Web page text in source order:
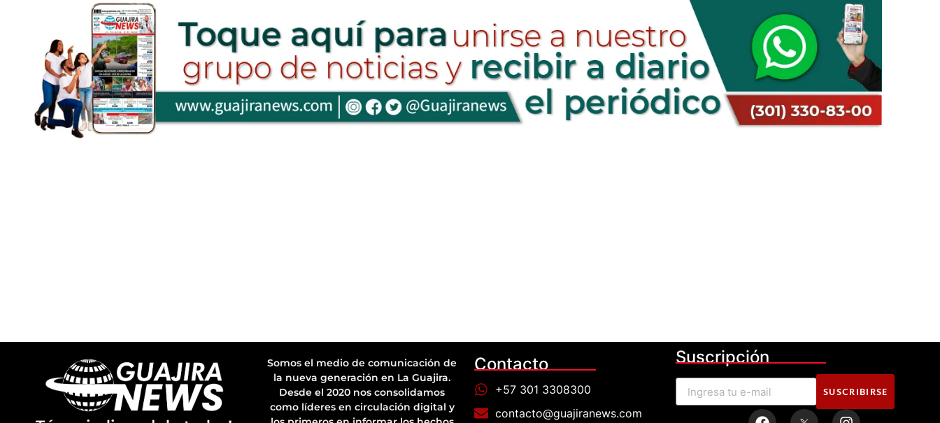
Somos el medio de comunicación de
la nueva generación en La Guajira.
Desde el 2020 nos consolidamos
como líderes en circulación digital y
Contacto
+57 301 3308300
contacto@guajiranews.com
Suscripción
SUSCRIBIRSE